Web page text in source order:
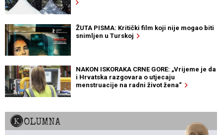
ŽUTA PISMA: Kritički film koji nije mogao biti
snimljen u Turskoj
NAKON ISKORAKA CRNE GORE: „Vrijeme je da
i Hrvatska razgovara o utjecaju
menstruacije na radni život žena“
KOLUMNA